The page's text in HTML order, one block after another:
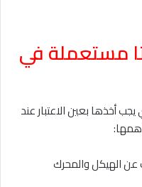
مستعملة في
أخذها بعين الاعتبار عند
الهيكل والمحرك